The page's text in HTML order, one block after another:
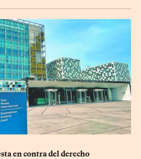
en contra del derecho